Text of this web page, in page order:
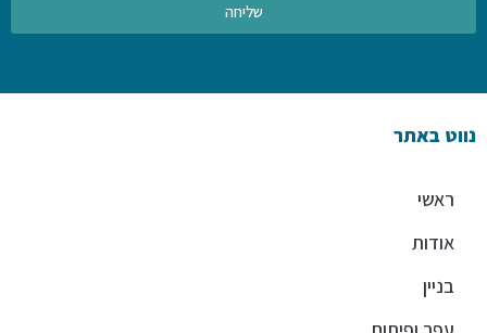
שליחה
נווט באתר
ראשי
אודות
בניין